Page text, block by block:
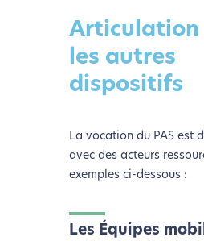
Nous avons développé ce
d’une démarche forte
navigation, vous pouvez le
Eco. Celui-ci sollicitera très
deviendrez ainsi un
Merci pour votre
Articulation
les autres
dispositifs
La vocation du PAS est
avec des acteurs
exemples ci-dessous :
Les Équipes